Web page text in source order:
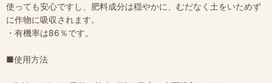
使っても安心ですし、肥料成分は穏やかに、むだなく土をいためず
に作物に吸収されます。
・有機率は86％です。
■使用方法